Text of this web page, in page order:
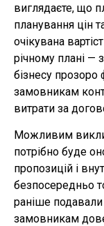
виглядаєте, що
планування цін
очікувана
річному плані —
бізнесу прозоро
замовникам
витрати за
Можливим
потрібно буде
пропозицій і
безпосередньо
раніше
замовникам